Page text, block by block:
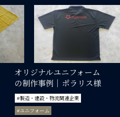
オリジナルユニフォーム
の制作事例｜ポラリス様
#製造・建設・物流関連企業
#ユニフォーム